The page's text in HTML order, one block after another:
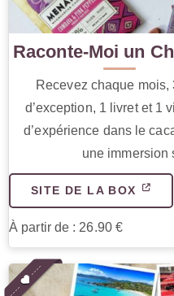
Raconte-Moi un
Recevez chaque
d’exception, 1 livret et 1
d’expérience dans le
une immersion
SITE DE LA BOX
À partir de : 26.90 €